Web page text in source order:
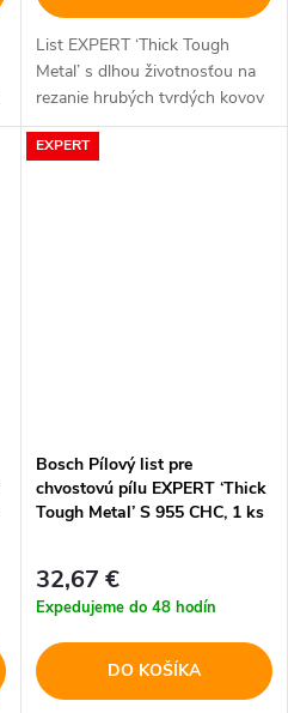
List EXPERT ‘Thick Tough
Metal’ s dlhou životnosťou na
rezanie hrubých tvrdých kovov
EXPERT
Bosch Pílový list pre
chvostovú pílu EXPERT ‘Thick
Tough Metal’ S 955 CHC, 1 ks
32,67 €
Expedujeme do 48 hodín
DO KOŠÍKA